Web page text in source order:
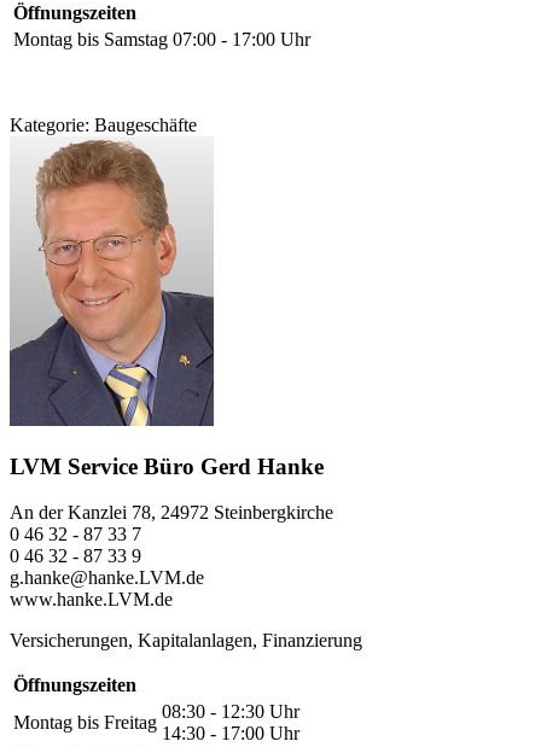
Öffnungszeiten
Montag bis Samstag 07:00 - 17:00 Uhr
Kategorie: Baugeschäfte
LVM Service Büro Gerd Hanke
An der Kanzlei 78, 24972 Steinbergkirche
0 46 32 - 87 33 7
0 46 32 - 87 33 9
g.hanke@hanke.LVM.de
www.hanke.LVM.de
Versicherungen, Kapitalanlagen, Finanzierung
Öffnungszeiten
Montag bis Freitag
08:30 - 12:30 Uhr
14:30 - 17:00 Uhr